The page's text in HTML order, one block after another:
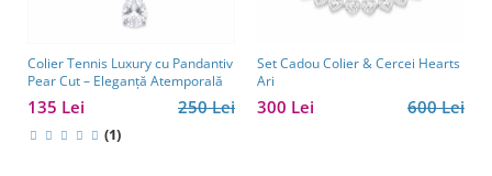
Colier Tennis Luxury cu Pandantiv
Pear Cut – Eleganță Atemporală
250 Lei
135 Lei
(1)
Set Cadou Colier & Cercei Hearts
Ari
600 Lei
300 Lei